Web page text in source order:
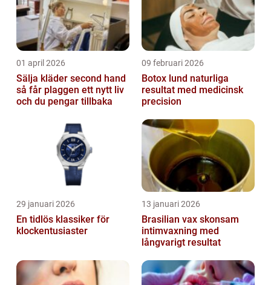
01 april 2026
Sälja kläder second hand
så får plaggen ett nytt liv
och du pengar tillbaka
09 februari 2026
Botox lund naturliga
resultat med medicinsk
precision
29 januari 2026
En tidlös klassiker för
klockentusiaster
13 januari 2026
Brasilian vax skonsam
intimvaxning med
långvarigt resultat